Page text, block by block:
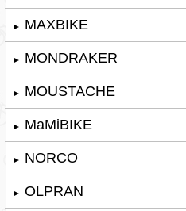
► MAXBIKE
► MONDRAKER
► MOUSTACHE
► MaMiBIKE
► NORCO
► OLPRAN